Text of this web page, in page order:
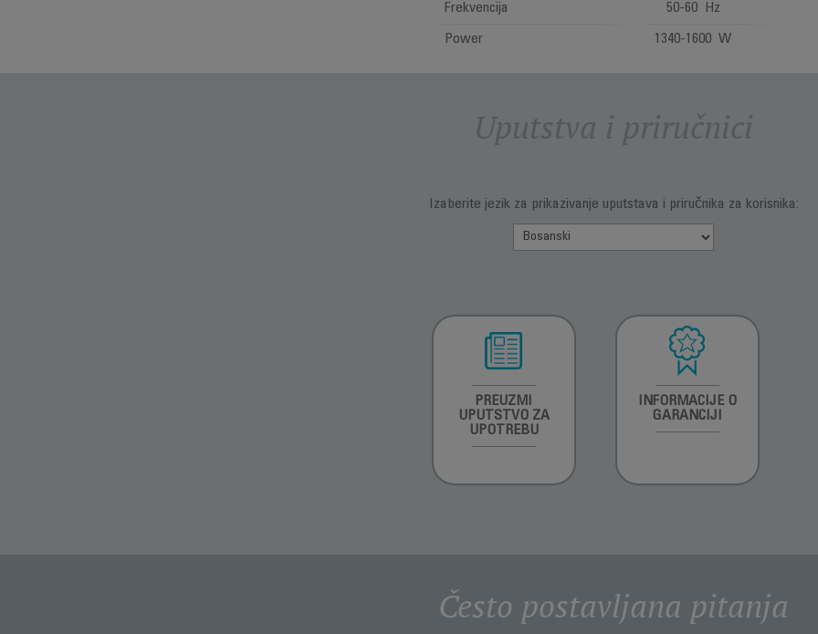
Frekvencija 50-60 Hz
Power 1340-1600 W
Uputstva i priručnici
Izaberite jezik za prikazivanje uputstava i priručnika za korisnika:
PREUZMI
UPUTSTVO ZA
UPOTREBU
INFORMACIJE O
GARANCIJI
Često postavljana pitanja